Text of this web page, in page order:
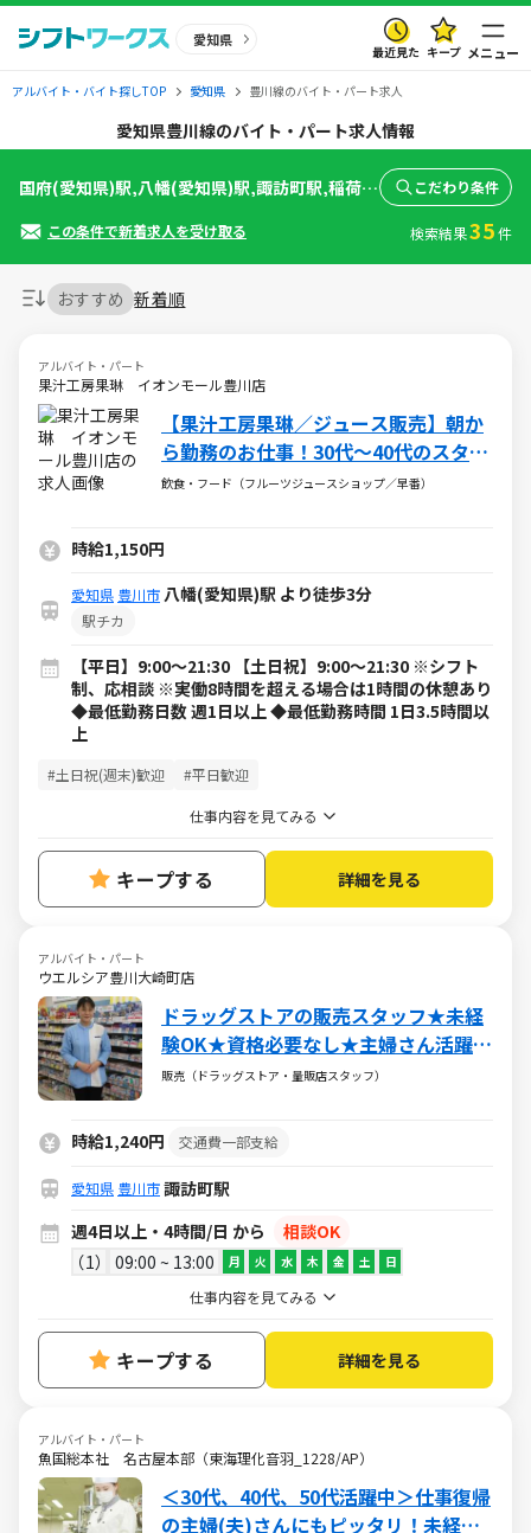
愛知県
最近見た キープ メニュー
アルバイト・バイト探しTOP 愛知県 豊川線のバイト・パート求人
愛知県豊川線のバイト・パート求人情報
おすすめ 新着順
アルバイト・パート
果汁工房果琳 イオンモール豊川店
【果汁工房果琳／ジュース販売】朝か
ら勤務のお仕事！30代～40代のスタッ
フ多数活躍中♪
飲食・フード（フルーツジュースショップ／早番）
時給1,150円
愛知県 豊川市八幡(愛知県)駅 より徒歩3分
駅チカ
【平日】9:00～21:30 【土日祝】9:00～21:30 ※シフト
制、応相談 ※実働8時間を超える場合は1時間の休憩あり
◆最低勤務日数 週1日以上 ◆最低勤務時間 1日3.5時間以
上
#土日祝(週末)歓迎 #平日歓迎
仕事内容を見てみる
キープする 詳細を見る
アルバイト・パート
ウエルシア豊川大崎町店
ドラッグストアの販売スタッフ★未経
験OK★資格必要なし★主婦さん活躍中
★週4～
販売（ドラッグストア・量販店スタッフ）
時給1,240円 交通費一部支給
愛知県 豊川市諏訪町駅
週4日以上・4時間/日 から
相談OK
1
09:00 ~ 13:00 月 火 水 木 金 土 日
仕事内容を見てみる
キープする 詳細を見る
アルバイト・パート
魚国総本社 名古屋本部（東海理化音羽_1228/AP）
＜30代、40代、50代活躍中＞仕事復帰
の主婦(夫)さんにもピッタリ！未経験
国府(愛知県)駅,八幡(愛知県)駅,諏訪町駅,稲荷口駅,豊川稲荷駅 こだわり条件
この条件で新着求人を受け取る 検索結果35件